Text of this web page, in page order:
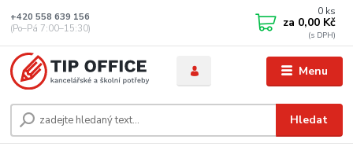
Menu
Hledat
+420 558 639 156
(Po–Pá 7:00–15:30)
0 ks
za 0,00 Kč